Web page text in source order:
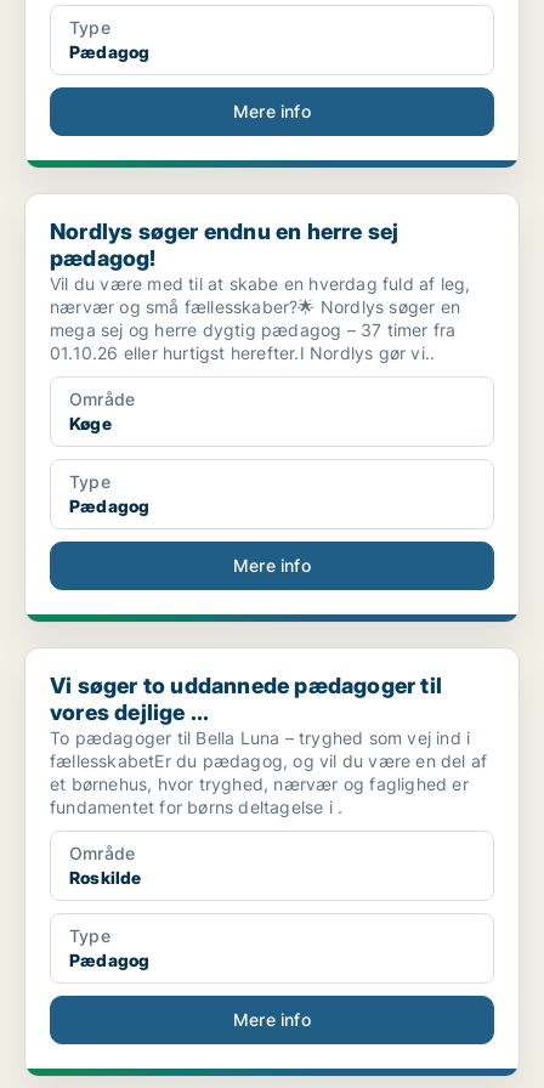
Type
Pædagog
Mere info
Nordlys søger endnu en herre sej pædagog!
Nordlys søger endnu en herre sej
pædagog!
Vil du være med til at skabe en hverdag fuld af leg,
nærvær og små fællesskaber?🌟 Nordlys søger en
mega sej og herre dygtig pædagog – 37 timer fra
01.10.26 eller hurtigst herefter.I Nordlys gør vi..
Område
Køge
Type
Pædagog
Mere info
Vi søger to uddannede pædagoger til vores dejlige ...
Vi søger to uddannede pædagoger til
vores dejlige ...
To pædagoger til Bella Luna – tryghed som vej ind i
fællesskabetEr du pædagog, og vil du være en del af
et børnehus, hvor tryghed, nærvær og faglighed er
fundamentet for børns deltagelse i .
Område
Roskilde
Type
Pædagog
Mere info